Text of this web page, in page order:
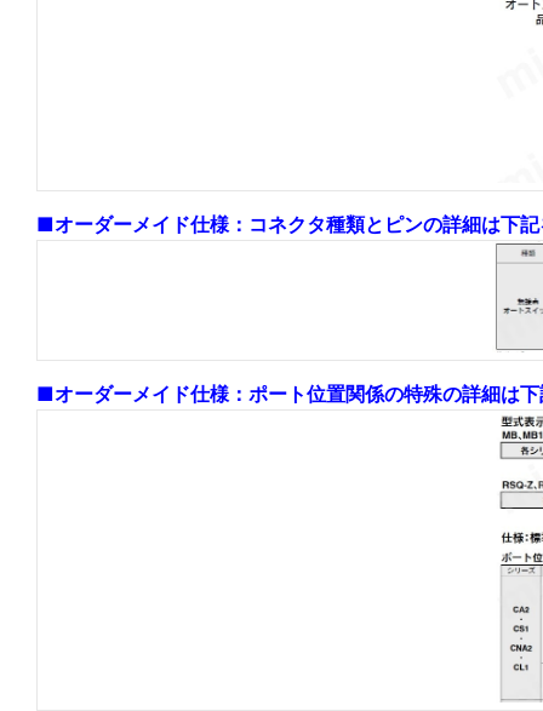
■オーダーメイド仕様：コネクタ種類とピンの詳細は下
■オーダーメイド仕様：ポート位置関係の特殊の詳細は